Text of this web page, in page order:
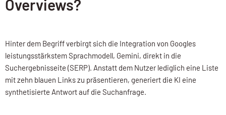
Overviews?
Hinter dem Begriff verbirgt sich die Integration von Googles
leistungsstärkstem Sprachmodell, Gemini, direkt in die
Suchergebnisseite (SERP). Anstatt dem Nutzer lediglich eine Liste
mit zehn blauen Links zu präsentieren, generiert die KI eine
synthetisierte Antwort auf die Suchanfrage.